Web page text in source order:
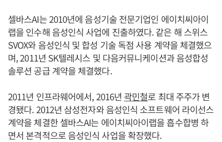
셀바스AI는 2010년에 음성기술 전문기업인 에이치씨아이
랩을 인수해 음성인식 사업에 진출하였다. 같은 해 스위스
SVOX와 음성인식 및 합성 기술 독점 사용 계약을 체결했으
며, 2011년 SK텔레시스 및 다음커뮤니케이션과 음성합성
솔루션 공급 계약을 체결했다.
2011년 인프라웨어에서, 2016년곽민철로 최대 주주가 변
경됐다. 2012년 삼성전자와 음성인식 소프트웨어 라이선스
계약을 체결한 셀바스AI는 에이치씨아이랩을 흡수합병 하
면서 본격적으로 음성인식 사업을 확장했다.